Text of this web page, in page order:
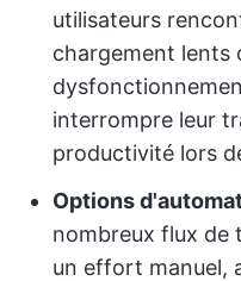
utilisateurs
chargement lents
interrompre leur
productivité lors
Options
nombreux flux de
un effort manuel,